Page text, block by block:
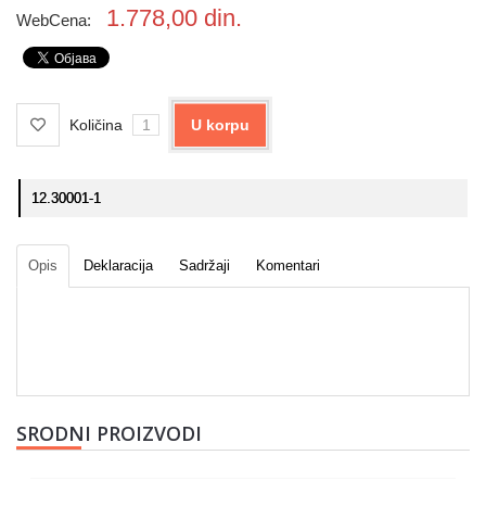
WebCena: 1.778,00 din.
Količina U korpu
12.30001-1
Opis Deklaracija Sadržaji Komentari
SRODNI PROIZVODI